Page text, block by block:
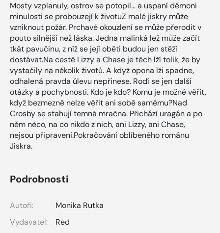
Mosty vzplanuly, ostrov se potopil… a uspaní démoni
minulosti se probouzejí k životuZ malé jiskry může
vzniknout požár. Prchavé okouzlení se může přerodit v
pouto silnější než láska. Jedna malinká lež může začít
tkát pavučinu, z níž se její oběti budou jen stěží
dostávat.Na cestě Lizzy a Chase je těch lží tolik, že by
vystačily na několik životů. A když opona lži spadne,
odhalená pravda úlevu nepřinese. Rodí se jen další
otázky a pochybnosti. Kdo je kdo? Komu je možné věřit,
když bezmezně nelze věřit ani sobě samému?Nad
Crosby se stahují temná mračna. Přichází uragán a po
něm něco, na co nikdo z nich, ani Lizzy, ani Chase,
nejsou připraveni.Pokračování oblíbeného románu
Jiskra.
Podrobnosti
Autoři:
Monika Rutka
Vydavatel:
Red